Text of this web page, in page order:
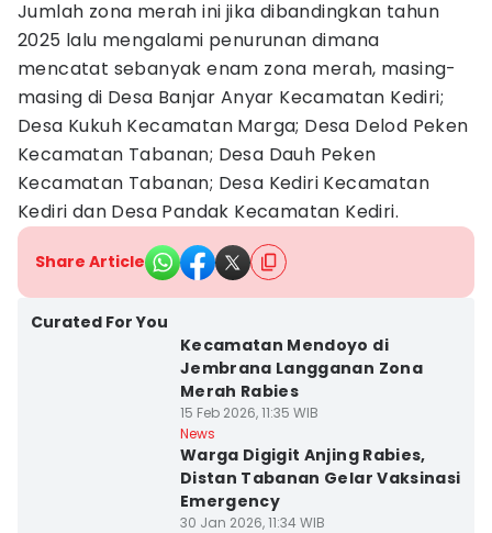
Jumlah zona merah ini jika dibandingkan tahun
2025 lalu mengalami penurunan dimana
mencatat sebanyak enam zona merah, masing-
masing di Desa Banjar Anyar Kecamatan Kediri;
Desa Kukuh Kecamatan Marga; Desa Delod Peken
Kecamatan Tabanan; Desa Dauh Peken
Kecamatan Tabanan; Desa Kediri Kecamatan
Kediri dan Desa Pandak Kecamatan Kediri.
Share Article
Curated For You
Kecamatan Mendoyo di
Jembrana Langganan Zona
Merah Rabies
15 Feb 2026, 11:35 WIB
News
Warga Digigit Anjing Rabies,
Distan Tabanan Gelar Vaksinasi
Emergency
30 Jan 2026, 11:34 WIB